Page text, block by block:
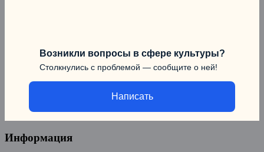
Возникли вопросы в сфере культуры?
Столкнулись с проблемой — сообщите о ней!
Написать
Информация